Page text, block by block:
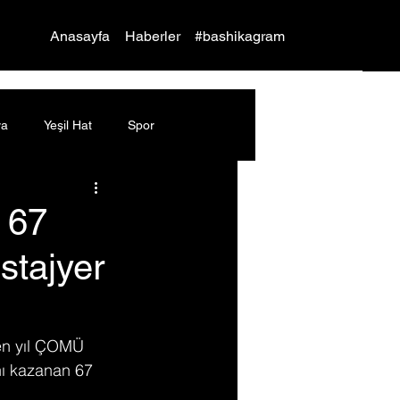
Anasayfa Haberler #bashikagram
Yeşil Hat Spor
yıl ÇOMÜ
kazanan 67